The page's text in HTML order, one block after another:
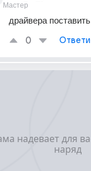
Мастер
драйвера
0